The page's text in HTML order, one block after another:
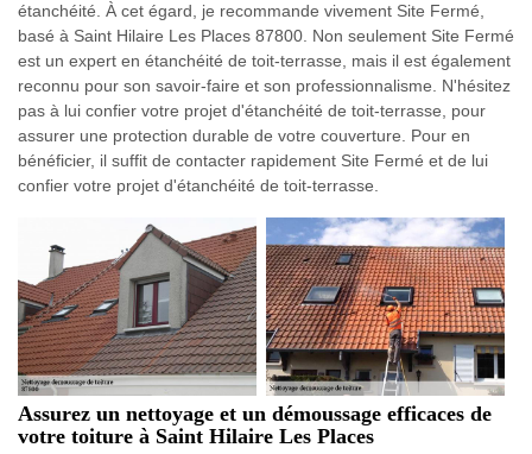
étanchéité. À cet égard, je recommande vivement Site Fermé,
basé à Saint Hilaire Les Places 87800. Non seulement Site Fermé
est un expert en étanchéité de toit-terrasse, mais il est également
reconnu pour son savoir-faire et son professionnalisme. N'hésitez
pas à lui confier votre projet d'étanchéité de toit-terrasse, pour
assurer une protection durable de votre couverture. Pour en
bénéficier, il suffit de contacter rapidement Site Fermé et de lui
confier votre projet d'étanchéité de toit-terrasse.
Assurez un nettoyage et un démoussage efficaces de
votre toiture à Saint Hilaire Les Places